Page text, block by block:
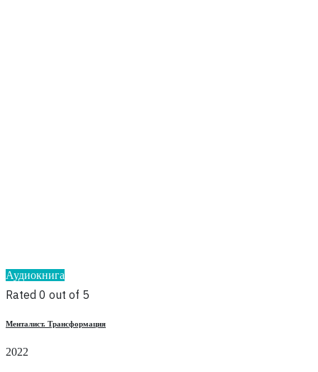
Аудиокнига
Rated 0 out of 5
Менталист. Трансформация
2022